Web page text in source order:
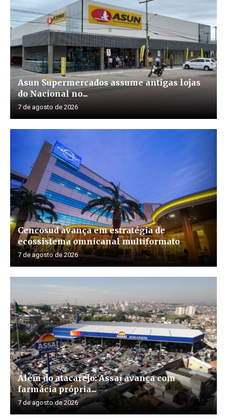
Asun Supermercados assume antigas lojas
do Nacional no...
7 de agosto de 2026
Cencosud avança em estratégia de
ecossistema omnicanal multiformato
7 de agosto de 2026
Além do atacarejo: Assaí avança com
farmácia própria...
7 de agosto de 2026